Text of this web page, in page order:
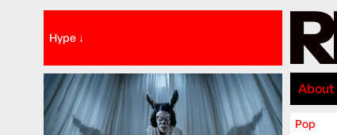
Hype ↓
About
Pop